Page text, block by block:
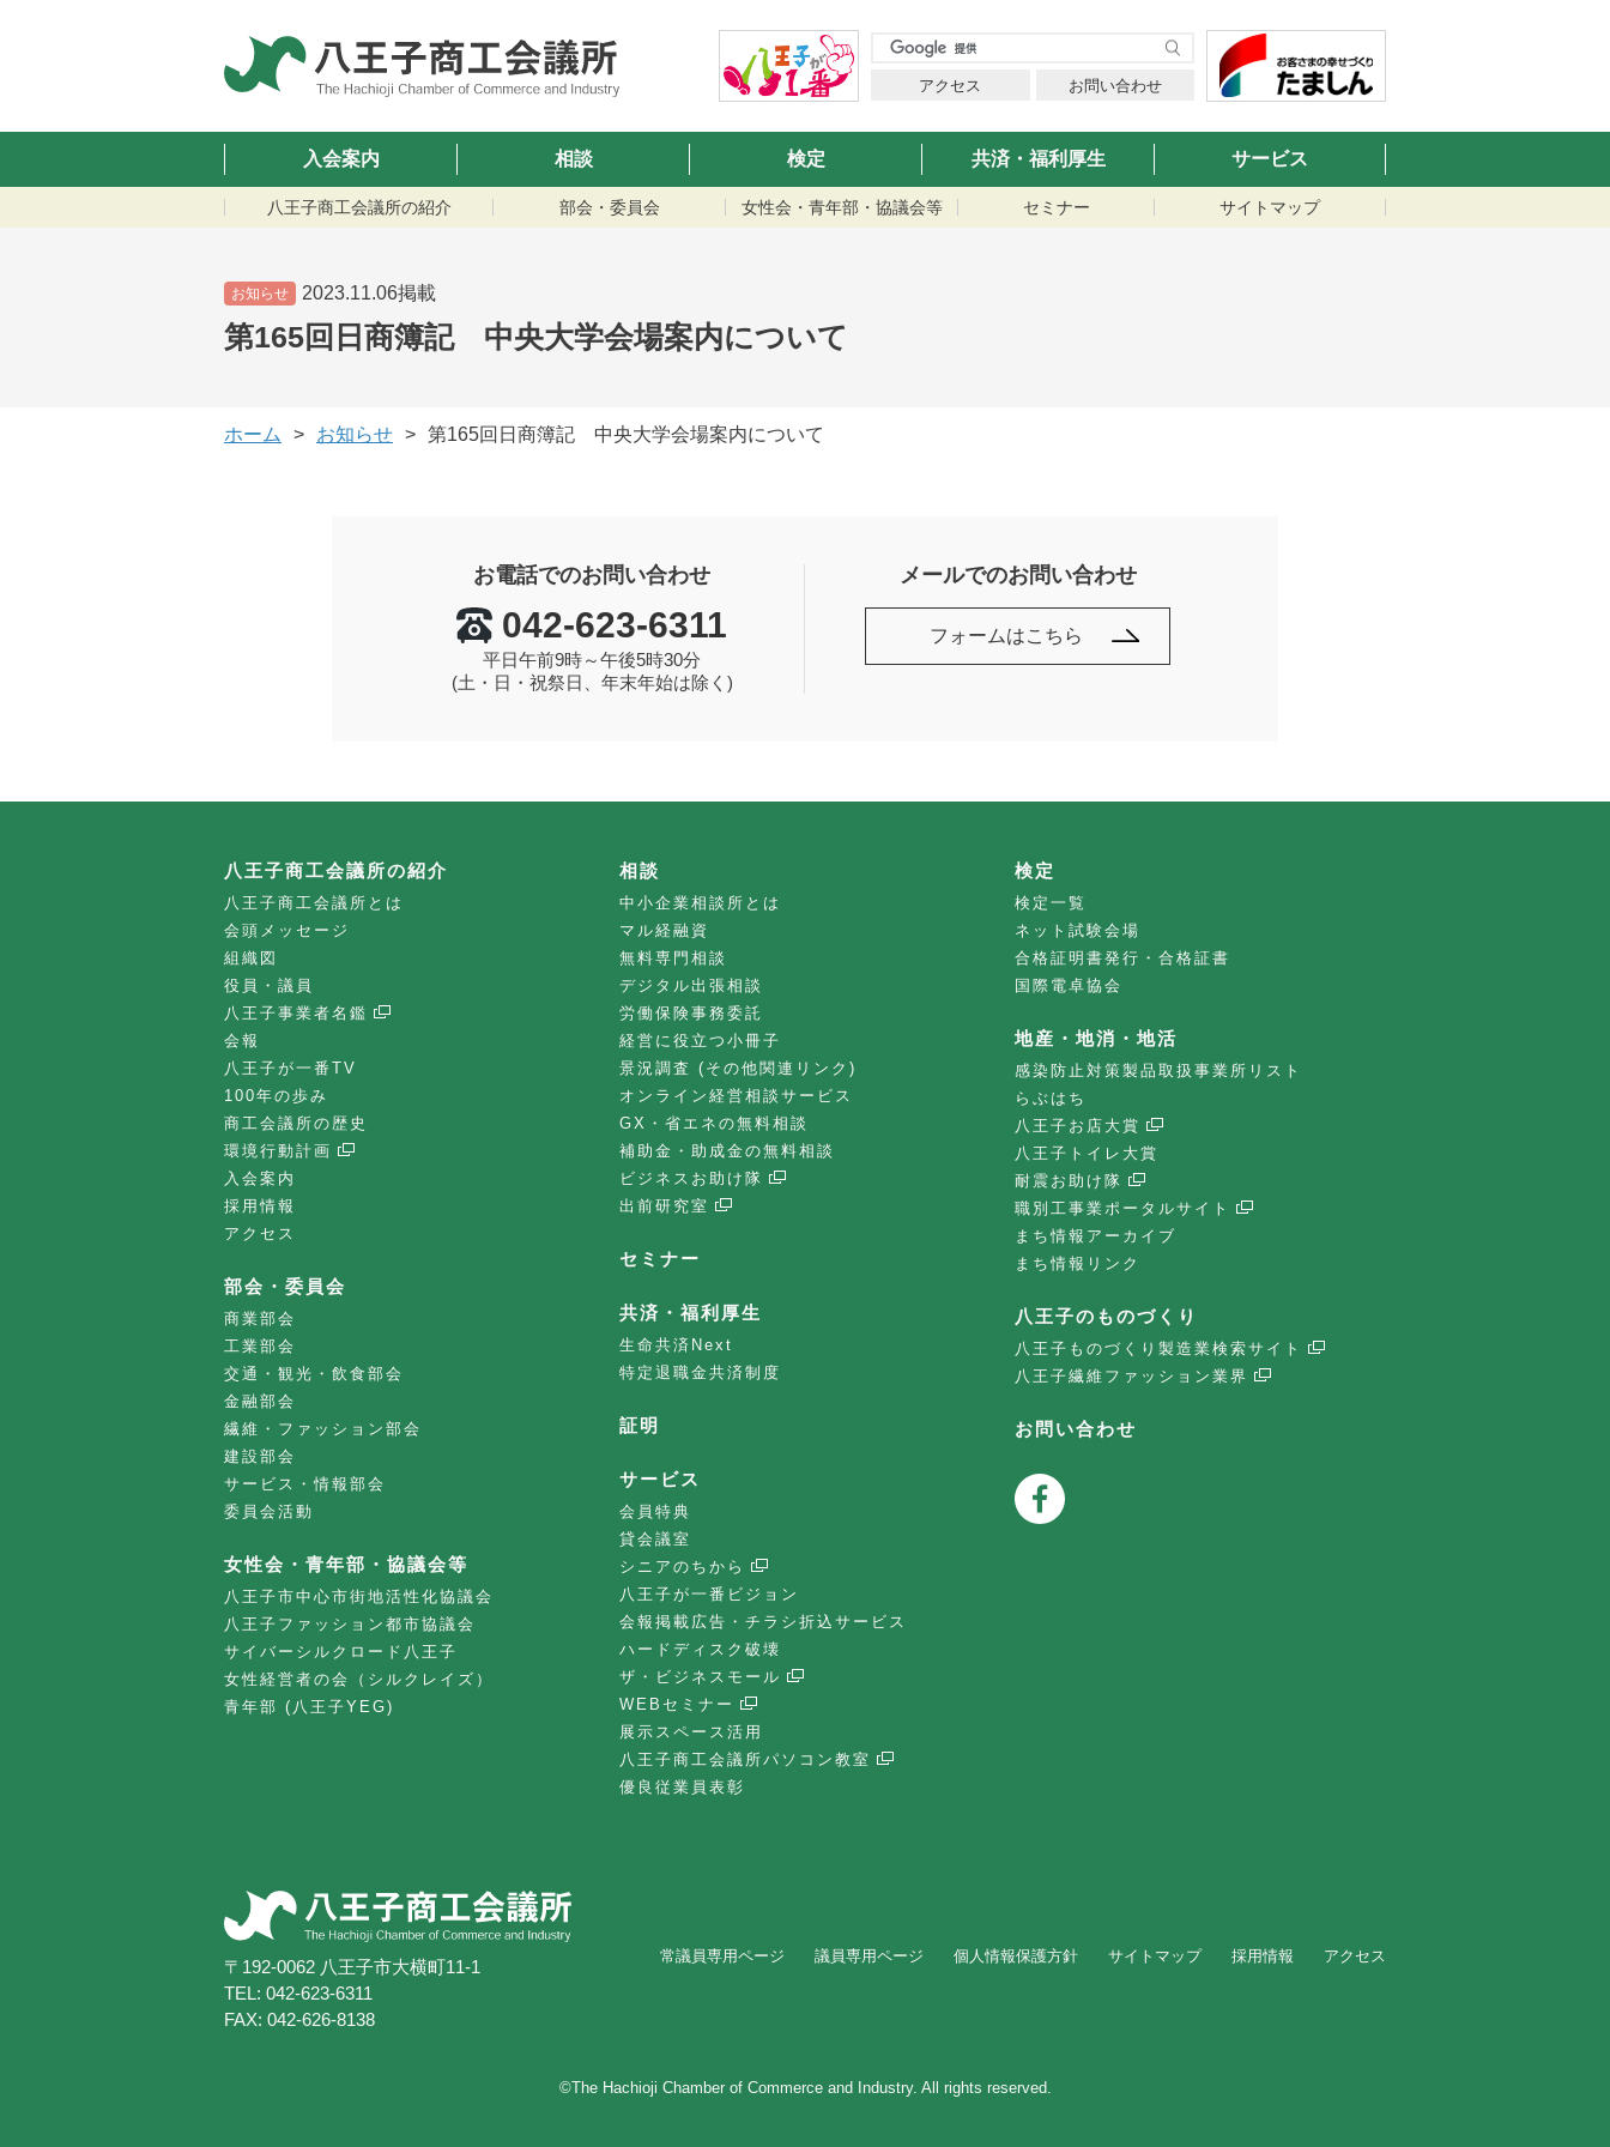
アクセス お問い合わせ
入会案内 相談 検定 共済・福利厚生 サービス
八王子商工会議所の紹介 部会・委員会 女性会・青年部・協議会等 セミナー サイトマップ
お知らせ 2023.11.06掲載
第165回日商簿記 中央大学会場案内について
ホーム お知らせ 第165回日商簿記 中央大学会場案内について
お電話でのお問い合わせ
042-623-6311
平日午前9時～午後5時30分
(土・日・祝祭日、年末年始は除く)
メールでのお問い合わせ
フォームはこちら
八王子商工会議所の紹介
八王子商工会議所とは
会頭メッセージ
組織図
役員・議員
八王子事業者名鑑
会報
八王子が一番TV
100年の歩み
商工会議所の歴史
環境行動計画
入会案内
採用情報
アクセス
部会・委員会
商業部会
工業部会
交通・観光・飲食部会
金融部会
繊維・ファッション部会
建設部会
サービス・情報部会
委員会活動
女性会・青年部・協議会等
八王子市中心市街地活性化協議会
八王子ファッション都市協議会
サイバーシルクロード八王子
女性経営者の会（シルクレイズ）
青年部 (八王子YEG)
相談
中小企業相談所とは
マル経融資
無料専門相談
デジタル出張相談
労働保険事務委託
経営に役立つ小冊子
景況調査 (その他関連リンク)
オンライン経営相談サービス
GX・省エネの無料相談
補助金・助成金の無料相談
ビジネスお助け隊
出前研究室
セミナー
共済・福利厚生
生命共済Next
特定退職金共済制度
証明
サービス
会員特典
貸会議室
シニアのちから
八王子が一番ビジョン
会報掲載広告・チラシ折込サービス
ハードディスク破壊
ザ・ビジネスモール
WEBセミナー
展示スペース活用
八王子商工会議所パソコン教室
優良従業員表彰
検定
検定一覧
ネット試験会場
合格証明書発行・合格証書
国際電卓協会
地産・地消・地活
感染防止対策製品取扱事業所リスト
らぶはち
八王子お店大賞
八王子トイレ大賞
耐震お助け隊
職別工事業ポータルサイト
まち情報アーカイブ
まち情報リンク
八王子のものづくり
八王子ものづくり製造業検索サイト
八王子繊維ファッション業界
お問い合わせ
〒192-0062 八王子市大横町11-1
TEL: 042-623-6311
FAX: 042-626-8138
常議員専用ページ 議員専用ページ 個人情報保護方針 サイトマップ 採用情報 アクセス
©The Hachioji Chamber of Commerce and Industry. All rights reserved.